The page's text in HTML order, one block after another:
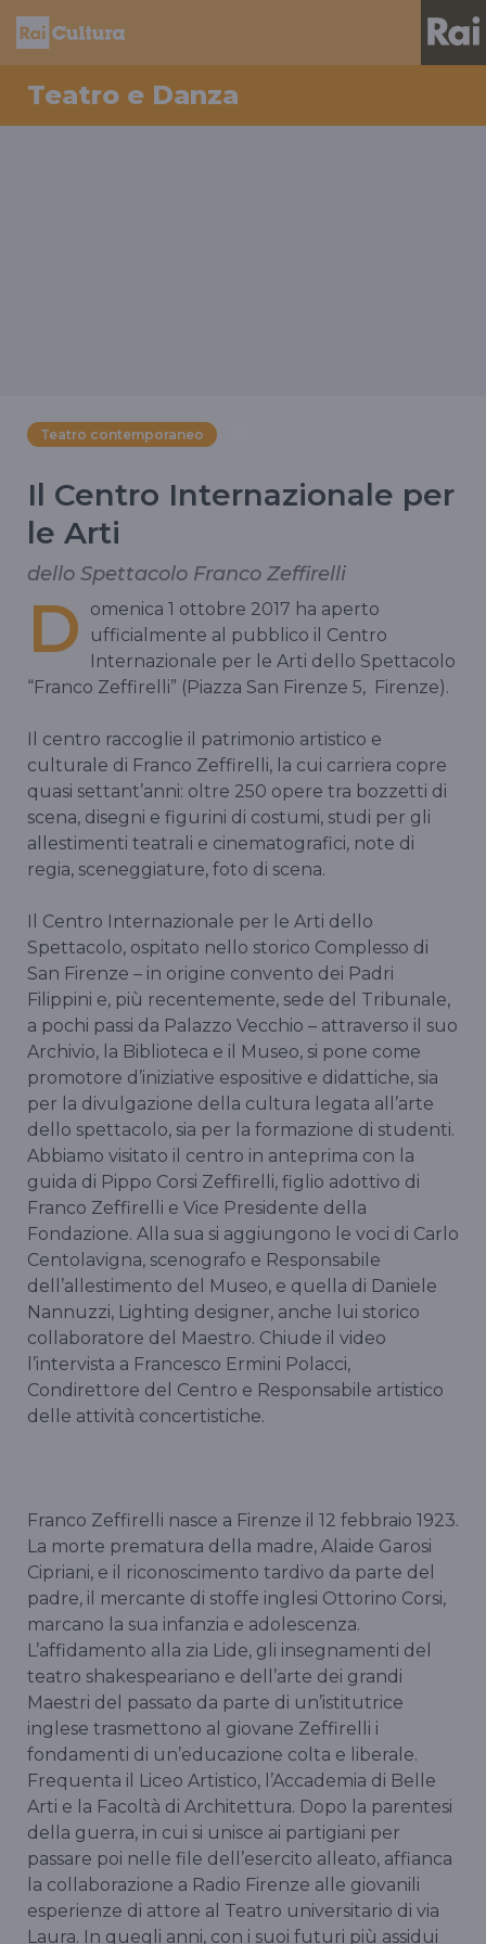
Teatro e Danza
Teatro contemporaneo
Il Centro Internazionale per
le Arti
dello Spettacolo Franco Zeffirelli
D
omenica 1 ottobre 2017 ha aperto
ufficialmente al pubblico il Centro
Internazionale per le Arti dello Spettacolo
“Franco Zeffirelli” (Piazza San Firenze 5, Firenze).
Il centro raccoglie il patrimonio artistico e
culturale di Franco Zeffirelli, la cui carriera copre
quasi settant’anni: oltre 250 opere tra bozzetti di
scena, disegni e figurini di costumi, studi per gli
allestimenti teatrali e cinematografici, note di
regia, sceneggiature, foto di scena.
Il Centro Internazionale per le Arti dello
Spettacolo, ospitato nello storico Complesso di
San Firenze – in origine convento dei Padri
Filippini e, più recentemente, sede del Tribunale,
a pochi passi da Palazzo Vecchio – attraverso il suo
Archivio, la Biblioteca e il Museo, si pone come
promotore d’iniziative espositive e didattiche, sia
per la divulgazione della cultura legata all’arte
dello spettacolo, sia per la formazione di studenti.
Abbiamo visitato il centro in anteprima con la
guida di Pippo Corsi Zeffirelli, figlio adottivo di
Franco Zeffirelli e Vice Presidente della
Fondazione. Alla sua si aggiungono le voci di Carlo
Centolavigna, scenografo e Responsabile
dell’allestimento del Museo, e quella di Daniele
Nannuzzi, Lighting designer, anche lui storico
collaboratore del Maestro. Chiude il video
l’intervista a Francesco Ermini Polacci,
Condirettore del Centro e Responsabile artistico
delle attività concertistiche.
Franco Zeffirelli nasce a Firenze il 12 febbraio 1923.
La morte prematura della madre, Alaide Garosi
Cipriani, e il riconoscimento tardivo da parte del
padre, il mercante di stoffe inglesi Ottorino Corsi,
marcano la sua infanzia e adolescenza.
L’affidamento alla zia Lide, gli insegnamenti del
teatro shakespeariano e dell’arte dei grandi
Maestri del passato da parte di un’istitutrice
inglese trasmettono al giovane Zeffirelli i
fondamenti di un’educazione colta e liberale.
Frequenta il Liceo Artistico, l’Accademia di Belle
Arti e la Facoltà di Architettura. Dopo la parentesi
della guerra, in cui si unisce ai partigiani per
passare poi nelle file dell’esercito alleato, affianca
la collaborazione a Radio Firenze alle giovanili
esperienze di attore al Teatro universitario di via
Laura. In quegli anni, con i suoi futuri più assidui